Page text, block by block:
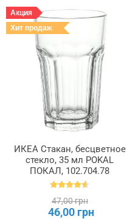
Акция
Хит продаж
ИКЕА Стакан, бесцветное
стекло, 35 мл POKAL
ПОКАЛ, 102.704.78
47,00 грн
46,00 грн